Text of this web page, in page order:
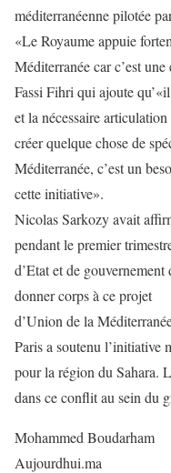
méditerranéenne pilotée
«Le Royaume appuie
Méditerranée car c’est
Fassi Fihri qui ajoute
et la nécessaire
créer quelque chose de
Méditerranée, c’est un
cette initiative».
Nicolas Sarkozy avait
pendant le premier
d’Etat et de
donner corps à ce projet
d’Union de la
Paris a soutenu l’initiative
pour la région du Sahara.
dans ce conflit au sein du
Mohammed Boudarham
Aujourdhui.ma